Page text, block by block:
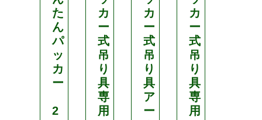
た
ん
パ
ッ
カ
ー
2
カ
ー
式
吊
り
具
専
用
カ
ー
式
吊
り
具
ア
ー
カ
ー
式
吊
り
具
専
用